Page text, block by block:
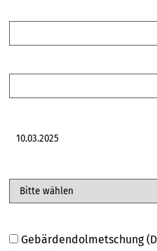
Gebärdendolmetschung